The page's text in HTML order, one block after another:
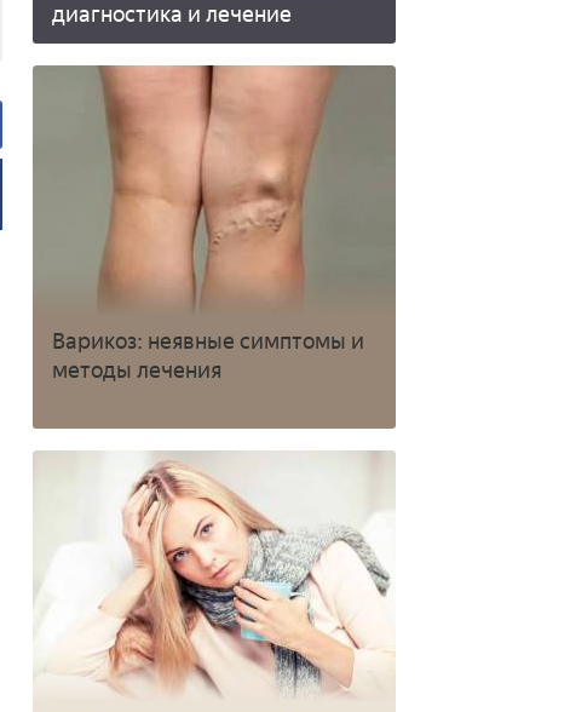
диагностика и лечение
Варикоз: неявные симптомы и
методы лечения